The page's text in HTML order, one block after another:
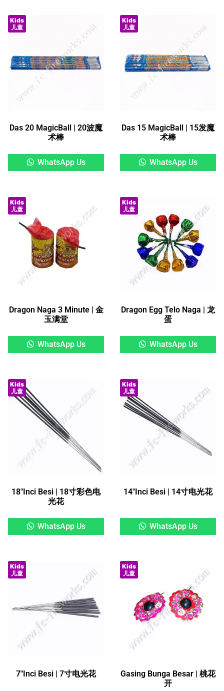
Kids
儿童
Das 20 MagicBall | 20波魔
术棒
WhatsApp Us
Kids
儿童
Das 15 MagicBall | 15发魔
术棒
WhatsApp Us
Kids
儿童
Dragon Naga 3 Minute | 金
玉满堂
WhatsApp Us
Kids
儿童
Dragon Egg Telo Naga | 龙
蛋
WhatsApp Us
Kids
儿童
18″Inci Besi | 18寸彩色电
光花
WhatsApp Us
Kids
儿童
14″Inci Besi | 14寸电光花
WhatsApp Us
Kids
儿童
7″Inci Besi | 7寸电光花
Kids
儿童
Gasing Bunga Besar | 桃花
开